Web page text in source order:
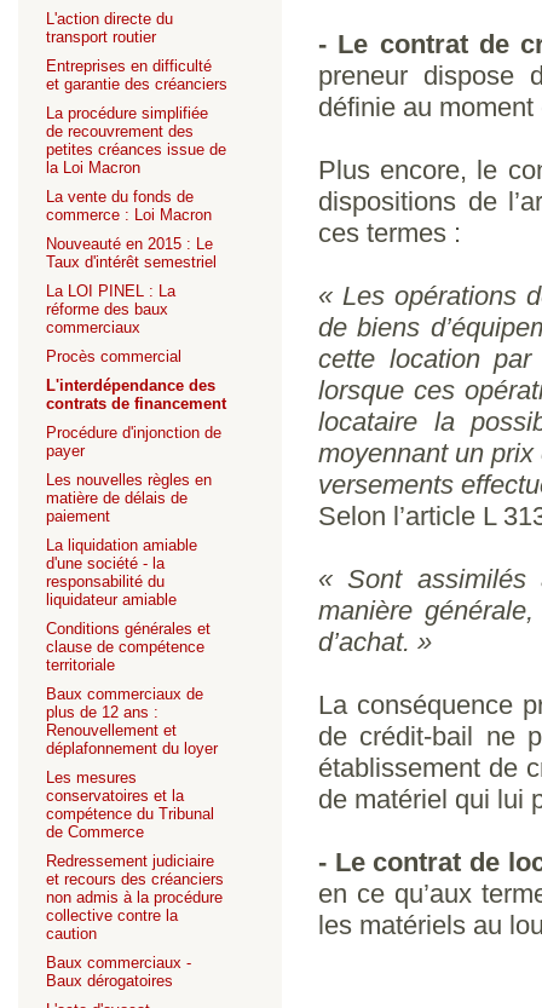
L'action directe du
transport routier
Entreprises en difficulté
et garantie des créanciers
La procédure simplifiée
de recouvrement des
petites créances issue de
la Loi Macron
La vente du fonds de
commerce : Loi Macron
Nouveauté en 2015 : Le
Taux d'intérêt semestriel
La LOI PINEL : La
réforme des baux
commerciaux
Procès commercial
L'interdépendance des
contrats de financement
Procédure d'injonction de
payer
Les nouvelles règles en
matière de délais de
paiement
La liquidation amiable
d'une société - la
responsabilité du
liquidateur amiable
Conditions générales et
clause de compétence
territoriale
Baux commerciaux de
plus de 12 ans :
Renouvellement et
déplafonnement du loyer
Les mesures
conservatoires et la
compétence du Tribunal
de Commerce
Redressement judiciaire
et recours des créanciers
non admis à la procédure
collective contre la
caution
Baux commerciaux -
Baux dérogatoires
- Le contrat de
preneur dispose
définie au
Plus encore, le
dispositions de
ces termes :
« Les opérations
de biens
cette location par
lorsque ces
locataire la
moyennant un
versements
Selon l’article L
« Sont
manière
d’achat. »
La conséquence
de crédit-bail ne
établissement de
de matériel qui lui
- Le contrat de
en ce qu’aux
les matériels au